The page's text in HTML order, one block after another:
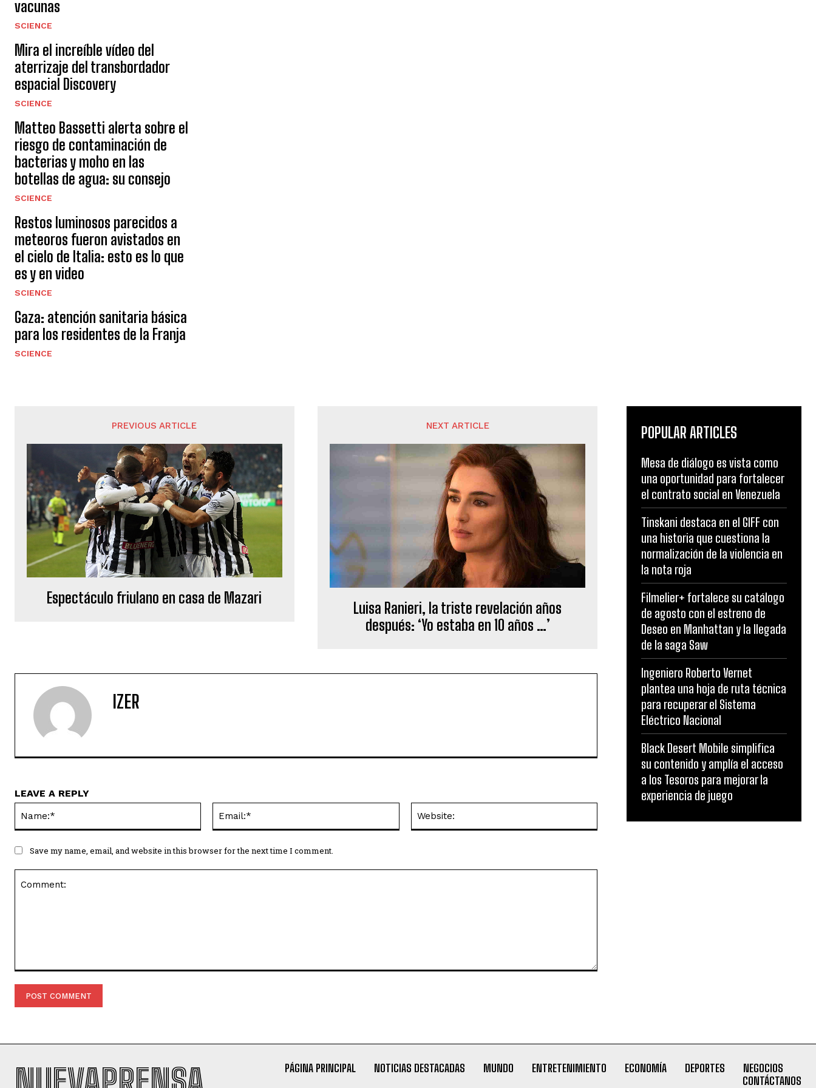
vacunas
SCIENCE
Mira el increíble vídeo del
aterrizaje del transbordador
espacial Discovery
SCIENCE
Matteo Bassetti alerta sobre el
riesgo de contaminación de
bacterias y moho en las
botellas de agua: su consejo
SCIENCE
Restos luminosos parecidos a
meteoros fueron avistados en
el cielo de Italia: esto es lo que
es y en video
SCIENCE
Gaza: atención sanitaria básica
para los residentes de la Franja
SCIENCE
PREVIOUS ARTICLE
Espectáculo friulano en casa de Mazari
NEXT ARTICLE
Luisa Ranieri, la triste revelación años
después: ‘Yo estaba en 10 años …’
IZER
LEAVE A REPLY
Save my name, email, and website in this browser for the next time I comment.
POPULAR ARTICLES
Mesa de diálogo es vista como
una oportunidad para fortalecer
el contrato social en Venezuela
Tinskani destaca en el GIFF con
una historia que cuestiona la
normalización de la violencia en
la nota roja
Filmelier+ fortalece su catálogo
de agosto con el estreno de
Deseo en Manhattan y la llegada
de la saga Saw
Ingeniero Roberto Vernet
plantea una hoja de ruta técnica
para recuperar el Sistema
Eléctrico Nacional
Black Desert Mobile simplifica
su contenido y amplía el acceso
a los Tesoros para mejorar la
experiencia de juego
PÁGINA PRINCIPAL NOTICIAS DESTACADAS MUNDO ENTRETENIMIENTO ECONOMÍA DEPORTES
NEGOCIOS
CONTÁCTANOS